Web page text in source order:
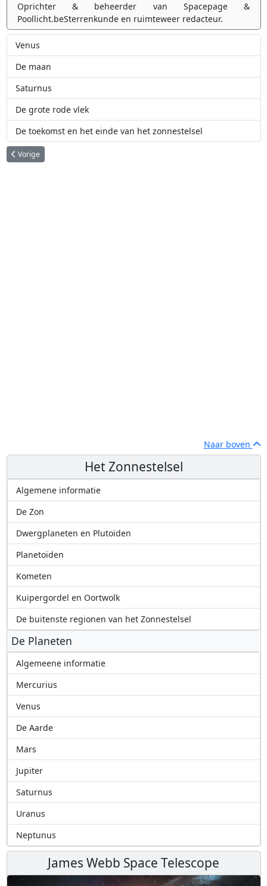
Oprichter & beheerder van Spacepage &
Poollicht.beSterrenkunde en ruimteweer redacteur.
Venus
De maan
Saturnus
De grote rode vlek
De toekomst en het einde van het zonnestelsel
Vorig artikel: De maan
Vorige
Naar boven
Het Zonnestelsel
Algemene informatie
De Zon
Dwergplaneten en Plutoïden
Planetoïden
Kometen
Kuipergordel en Oortwolk
De buitenste regionen van het Zonnestelsel
De Planeten
Algemeene informatie
Mercurius
Venus
De Aarde
Mars
Jupiter
Saturnus
Uranus
Neptunus
James Webb Space Telescope